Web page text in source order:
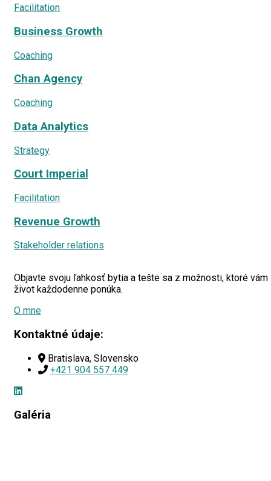
Facilitation
Business Growth
Coaching
Chan Agency
Coaching
Data Analytics
Strategy
Court Imperial
Facilitation
Revenue Growth
Stakeholder relations
Objavte svoju ľahkosť bytia a tešte sa z možnosti, ktoré vám
život každodenne ponúka.
O mne
Kontaktné údaje:
Bratislava, Slovensko
+421 904 557 449
Galéria